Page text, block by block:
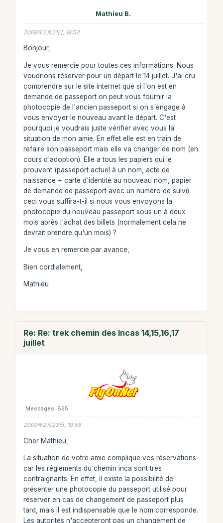
Mathieu B.
2009年2月21日, 19:52
Bonjour,
Je vous remercie pour toutes ces informations. Nous
voudrions réserver pour un départ le 14 juillet. J'ai cru
comprendre sur le site internet que si l'on est en
demande de passeport on peut vous fournir la
photocopie de l'ancien passeport si on s'engage à
vous envoyer le nouveau avant le départ. C'est
pourquoi je voudrais juste vérifier avec vous la
situation de mon amie. En effet elle est en train de
refaire son passeport mais elle va changer de nom (en
cours d'adoption). Elle a tous les papiers qui le
prouvent (passeport actuel à un nom, acte de
naissance + carte d'identité au nouveau nom, papier
de demande de passeport avec un numéro de suivi)
ceci vous suffira-t-il si nous vous envoyons la
photocopie du nouveau passeport sous un à deux
mois après l'achat des billets (normalement cela ne
devrait prendre qu'un mois) ?
Je vous en remercie par avance,
Bien cordialement,
Mathieu
Re: Re: trek chemin des Incas 14,15,16,17
juillet
Messages: 825
2009年2月23日, 10:56
Cher Mathieu,
La situation de votre amie complique vos réservations
car les réglements du chemin inca sont très
contraignants. En effet, il existe la possibilité de
présenter une photocopie du passeport utilisé pour
réserver en cas de changement de passeport plus
tard, mais il est indispensable que le nom corresponde.
Les autorités n'accepteront pas un changement de